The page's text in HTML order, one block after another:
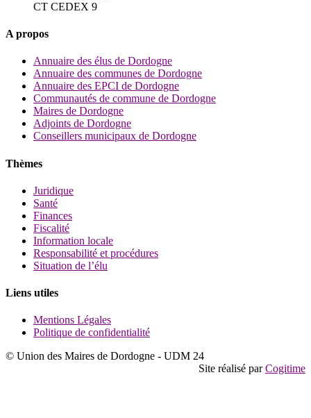
CT CEDEX 9
A propos
Annuaire des élus de Dordogne
Annuaire des communes de Dordogne
Annuaire des EPCI de Dordogne
Communautés de commune de Dordogne
Maires de Dordogne
Adjoints de Dordogne
Conseillers municipaux de Dordogne
Thèmes
Juridique
Santé
Finances
Fiscalité
Information locale
Responsabilité et procédures
Situation de l’élu
Liens utiles
Mentions Légales
Politique de confidentialité
© Union des Maires de Dordogne - UDM 24
Site réalisé parCogitime